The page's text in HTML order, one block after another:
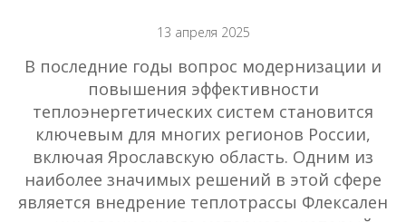
13 апреля 2025
В последние годы вопрос модернизации и
повышения эффективности
теплоэнергетических систем становится
ключевым для многих регионов России,
включая Ярославскую область. Одним из
наиболее значимых решений в этой сфере
является внедрение теплотрассы Флексален